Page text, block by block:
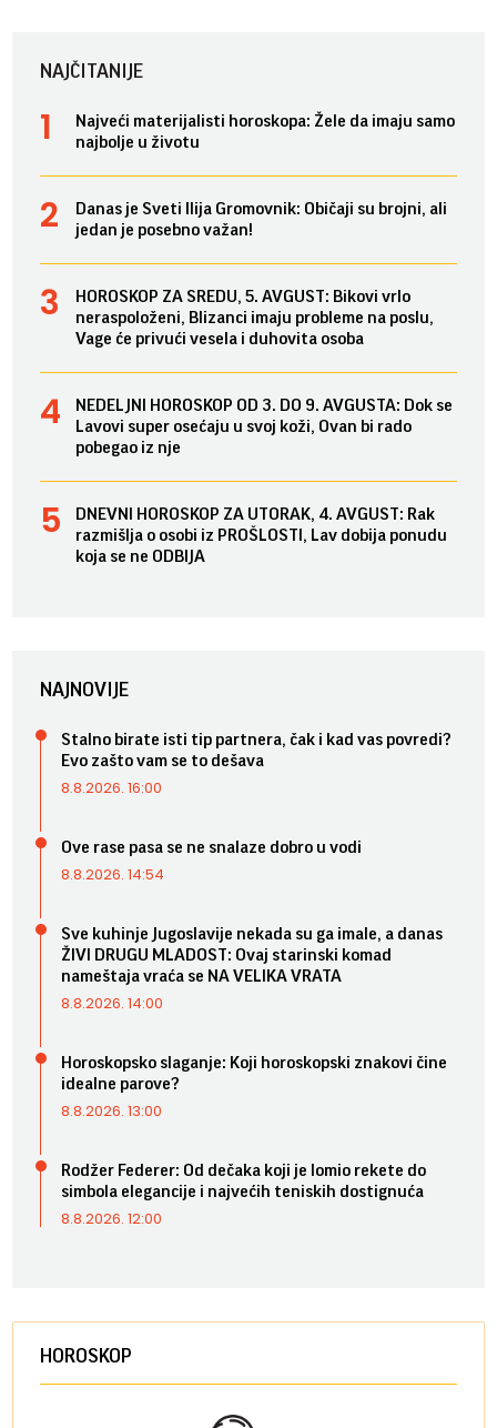
NAJČITANIJE
Najveći materijalisti horoskopa: Žele da imaju samo
najbolje u životu
Danas je Sveti Ilija Gromovnik: Običaji su brojni, ali
jedan je posebno važan!
HOROSKOP ZA SREDU, 5. AVGUST: Bikovi vrlo
neraspoloženi, Blizanci imaju probleme na poslu,
Vage će privući vesela i duhovita osoba
NEDELJNI HOROSKOP OD 3. DO 9. AVGUSTA: Dok se
Lavovi super osećaju u svoj koži, Ovan bi rado
pobegao iz nje
DNEVNI HOROSKOP ZA UTORAK, 4. AVGUST: Rak
razmišlja o osobi iz PROŠLOSTI, Lav dobija ponudu
koja se ne ODBIJA
NAJNOVIJE
Stalno birate isti tip partnera, čak i kad vas povredi?
Evo zašto vam se to dešava
8.8.2026. 16:00
Ove rase pasa se ne snalaze dobro u vodi
8.8.2026. 14:54
Sve kuhinje Jugoslavije nekada su ga imale, a danas
ŽIVI DRUGU MLADOST: Ovaj starinski komad
nameštaja vraća se NA VELIKA VRATA
8.8.2026. 14:00
Horoskopsko slaganje: Koji horoskopski znakovi čine
idealne parove?
8.8.2026. 13:00
Rodžer Federer: Od dečaka koji je lomio rekete do
simbola elegancije i najvećih teniskih dostignuća
8.8.2026. 12:00
HOROSKOP